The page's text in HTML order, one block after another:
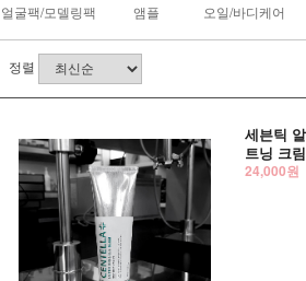
얼굴팩/모델링팩 앰플 오일/바디케어
정렬
세븐틱
트닝 크
24,000원